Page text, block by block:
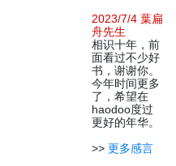
2023/7/4 葉扁
舟先生
相识十年，前
面看过不少好
书，谢谢你。
今年时间更多
了，希望在
haodoo度过
更好的年华。
>> 更多感言